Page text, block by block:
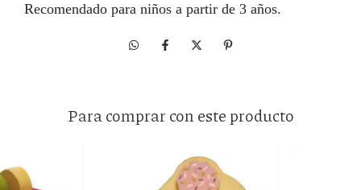
Recomendado para niños a partir de 3 años.
Para comprar con este producto